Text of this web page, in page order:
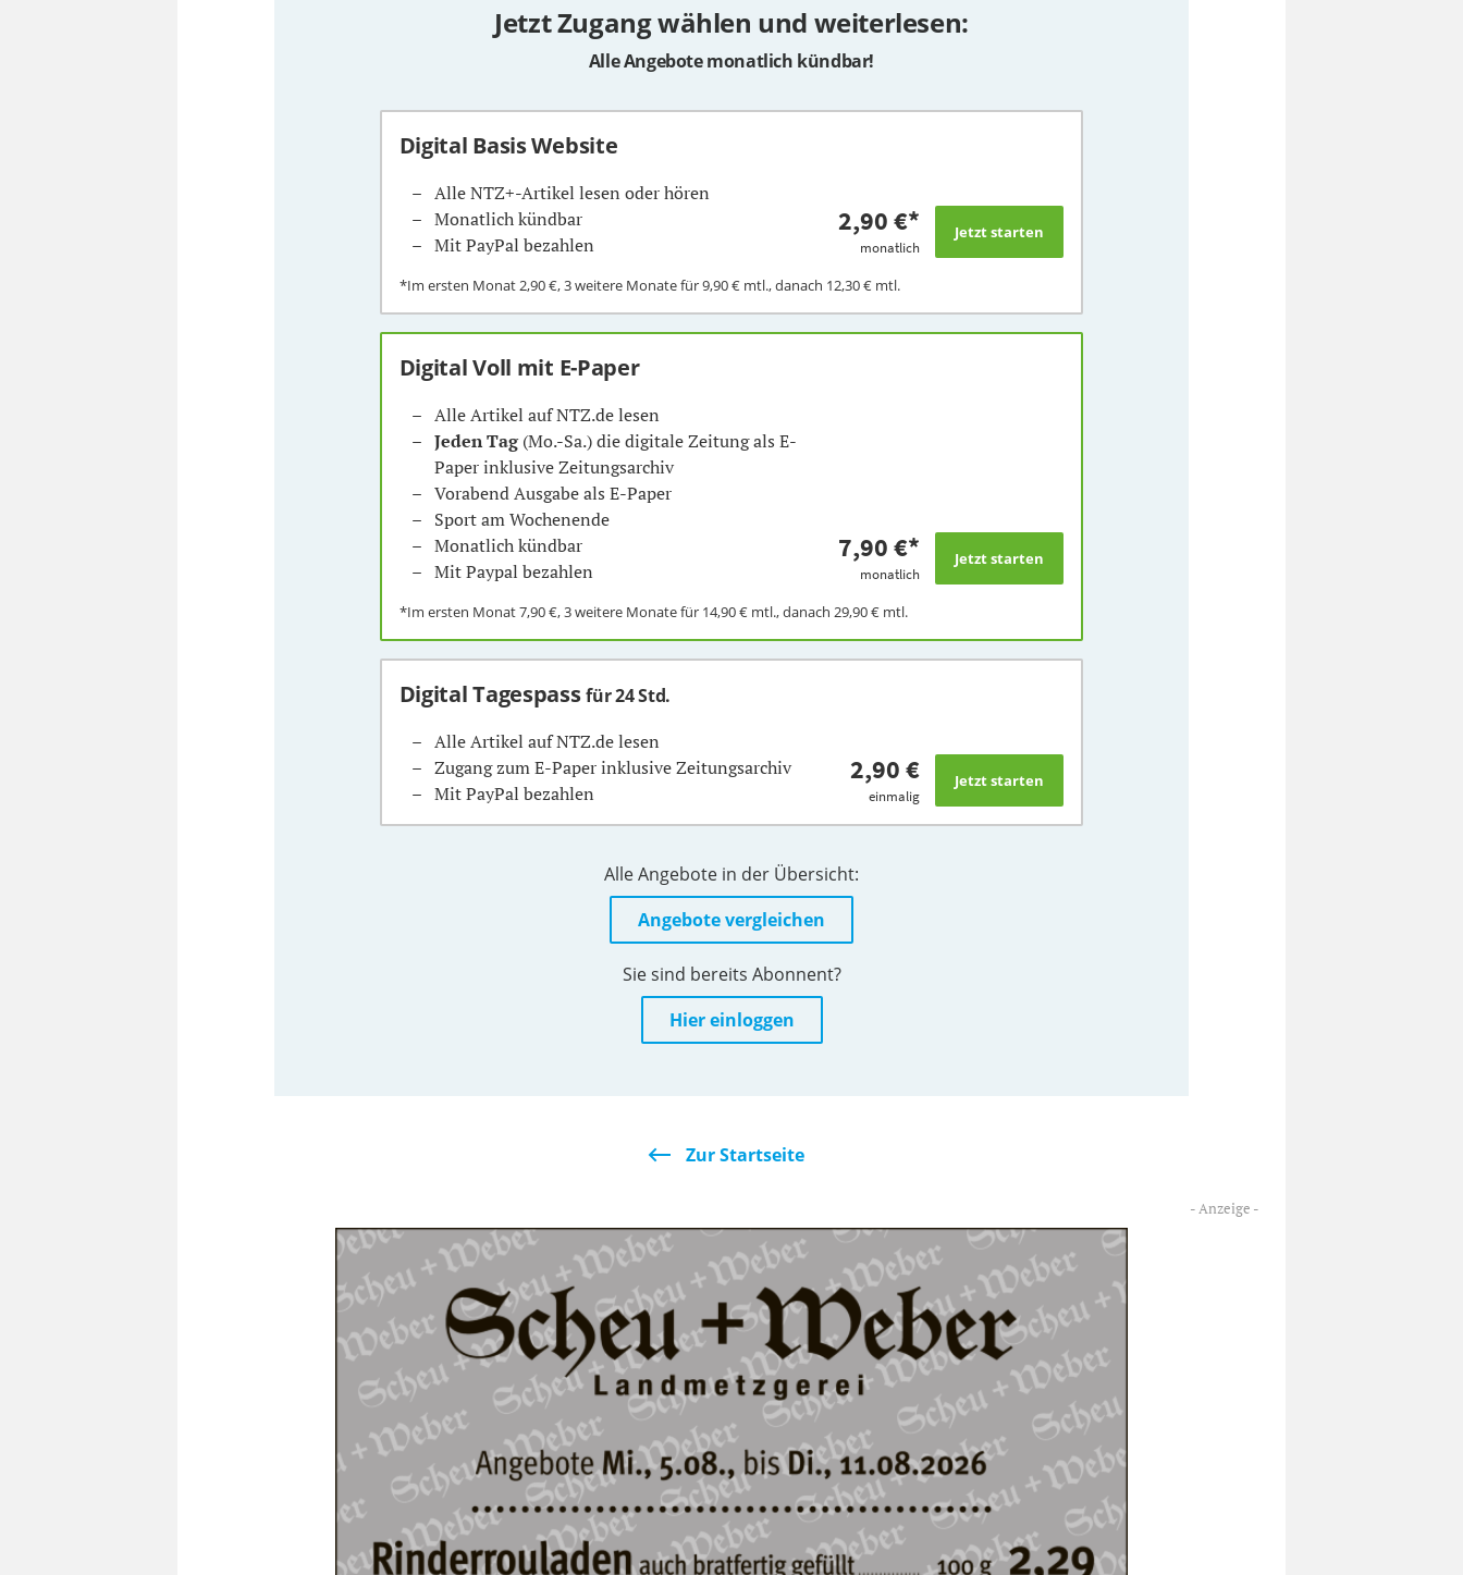
Jetzt Zugang wählen und weiterlesen:
Alle Angebote monatlich kündbar!
Digital Basis Website
Alle NTZ+-Artikel lesen oder hören
Monatlich kündbar
Mit PayPal bezahlen
2,90 €*
monatlich
*Im ersten Monat2,90 €, 3 weitere Monate für9,90 €mtl., danach 12,30 €mtl.
Digital Voll mit E-Paper
Alle Artikel auf NTZ.de lesen
Jeden Tag(Mo.-Sa.) die digitale Zeitung als E-
Paper inklusive Zeitungsarchiv
Vorabend Ausgabe als E-Paper
Sport am Wochenende
Monatlich kündbar
Mit Paypal bezahlen
7,90 €*
monatlich
*Im ersten Monat7,90 €, 3 weitere Monate für 14,90 €mtl., danach 29,90 €mtl.
Digital Tagespassfür 24 Std.
Alle Artikel auf NTZ.de lesen
Zugang zum E-Paper inklusive Zeitungsarchiv
Mit PayPal bezahlen
2,90 €
einmalig
Alle Angebote in der Übersicht:
Angebote vergleichen
Sie sind bereits Abonnent?
Hier einloggen
Zur Startseite